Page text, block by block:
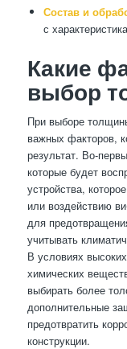
Состав и
с
Какие
выбор
При выборе
важных факторов,
результат. Во-
которые будет
устройства,
или воздействию
для
учитывать
В условиях
химических
выбирать более
дополнительные
предотвратить
конструкции.